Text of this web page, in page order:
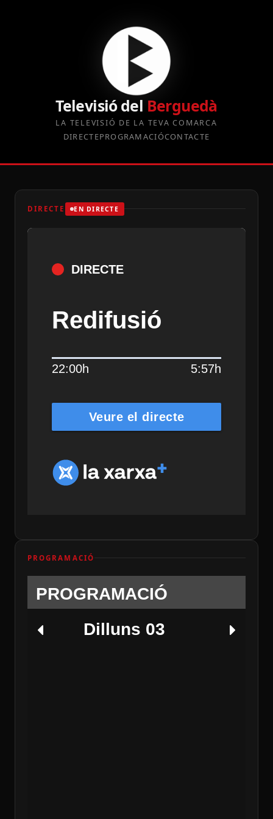
Televisió del Berguedà
LA TELEVISIÓ DE LA TEVA COMARCA
DIRECTEPROGRAMACIÓCONTACTE
DIRECTE EN DIRECTE
DIRECTE
Redifusió
22:00h 5:57h
Veure el directe
PROGRAMACIÓ
PROGRAMACIÓ
Dilluns 03